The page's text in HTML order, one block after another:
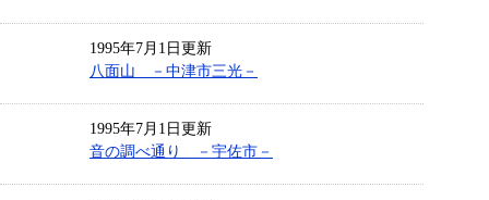
1995年7月1日更新
八面山 －中津市三光－
1995年7月1日更新
音の調べ通り －宇佐市－